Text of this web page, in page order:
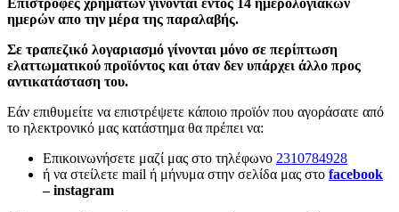
Επιστροφές χρημάτων γίνονται εντός 14 ημερολογιακών
ημερών απο την μέρα της παραλαβής.
Σε τραπεζικό λογαριασμό γίνονται μόνο σε περίπτωση
ελαττωματικού προϊόντος και όταν δεν υπάρχει άλλο προς
αντικατάσταση του.
Εάν επιθυμείτε να επιστρέψετε κάποιο προϊόν που αγοράσατε από
το ηλεκτρονικό μας κατάστημα θα πρέπει να:
Επικοινωνήσετε μαζί μας στο τηλέφωνο 2310784928
ή να στείλετε mail ή μήνυμα στην σελίδα μας στο facebook
– instagram